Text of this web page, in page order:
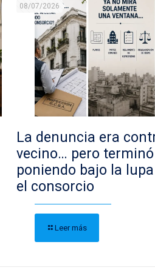
08/07/2026
La denuncia era
vecino… pero terminó
poniendo bajo la
el consorcio
Leer más